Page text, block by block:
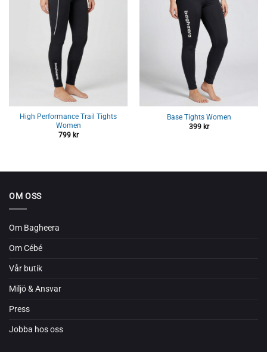
High Performance Trail Tights
Women
799 kr
Base Tights Women
399 kr
OM OSS
Om Bagheera
Om Cébé
Vår butik
Miljö & Ansvar
Press
Jobba hos oss